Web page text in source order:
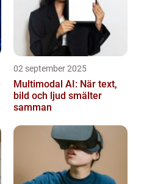
02 september 2025
Multimodal AI: När text,
bild och ljud smälter
samman